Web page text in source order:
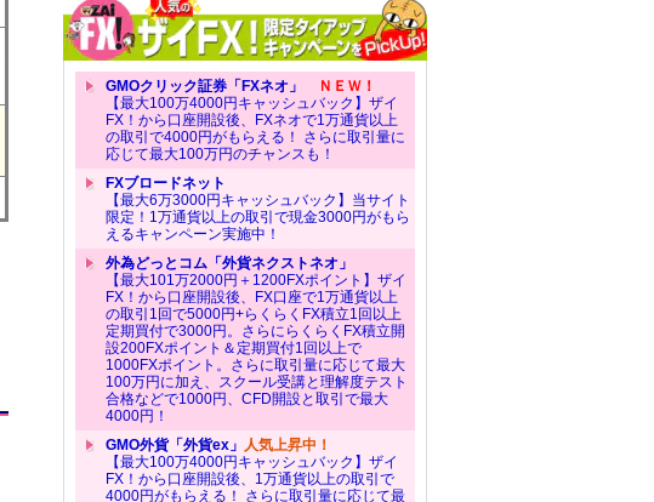
GMOクリック証券「FXネオ」
ＮＥＷ！
【最大100万4000円キャッシュバック】ザイ
FX！から口座開設後、FXネオで1万通貨以上
の取引で4000円がもらえる！ さらに取引量に
応じて最大100万円のチャンスも！
FXブロードネット
【最大6万3000円キャッシュバック】当サイト
限定！1万通貨以上の取引で現金3000円がもら
えるキャンペーン実施中！
外為どっとコム「外貨ネクストネオ」
【最大101万2000円＋1200FXポイント】ザイ
FX！から口座開設後、FX口座で1万通貨以上
の取引1回で5000円+らくらくFX積立1回以上
定期買付で3000円。さらにらくらくFX積立開
設200FXポイント＆定期買付1回以上で
1000FXポイント。さらに取引量に応じて最大
100万円に加え、スクール受講と理解度テスト
合格などで1000円、CFD開設と取引で最大
4000円！
GMO外貨「外貨ex」 人気上昇中！
【最大100万4000円キャッシュバック】ザイ
FX！から口座開設後、1万通貨以上の取引で
4000円がもらえる！ さらに取引量に応じて最